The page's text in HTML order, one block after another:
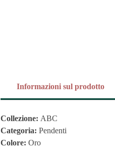
Informazioni sul prodotto
Collezione: ABC
Categoria: Pendenti
Colore: Oro